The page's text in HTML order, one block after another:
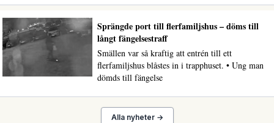
Sprängde port till flerfamiljshus – döms till
långt fängelsestraff
Smällen var så kraftig att entrén till ett
flerfamiljshus blåstes in i trapphuset. • Ung man
dömds till fängelse
Alla nyheter →